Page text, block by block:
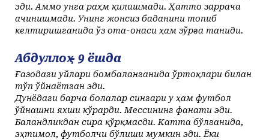
эди. Аммо унга раҳм қилишмади. Ҳатто заррача
ачинишмади. Унинг жонсиз баданини топиб
келтиришганида ўз ота-онаси ҳам зўрға таниди.
Абдуллоҳ - 9 ёшда
Ғазодаги уйлари бомбаланганида ўртоқлари билан
тўп ўйнаётган эди.
Дунёдаги барча болалар сингари у ҳам футбол
ўйнашни яхши кўрарди. Мессининг фанати эди.
Баландликдан сира қўрқмасди. Катта бўлганида,
эҳтимол, футболчи бўлиши мумкин эди. Ёки